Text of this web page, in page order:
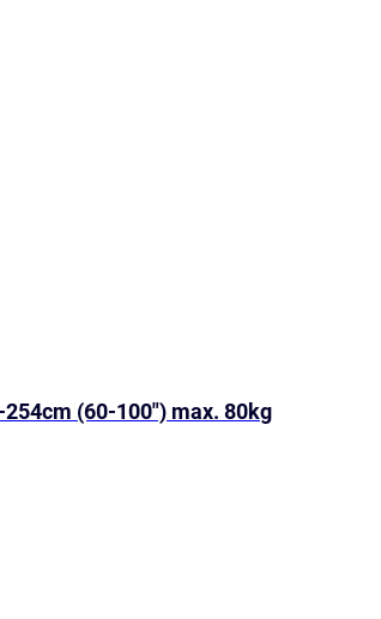
(60-100″) max. 80kg